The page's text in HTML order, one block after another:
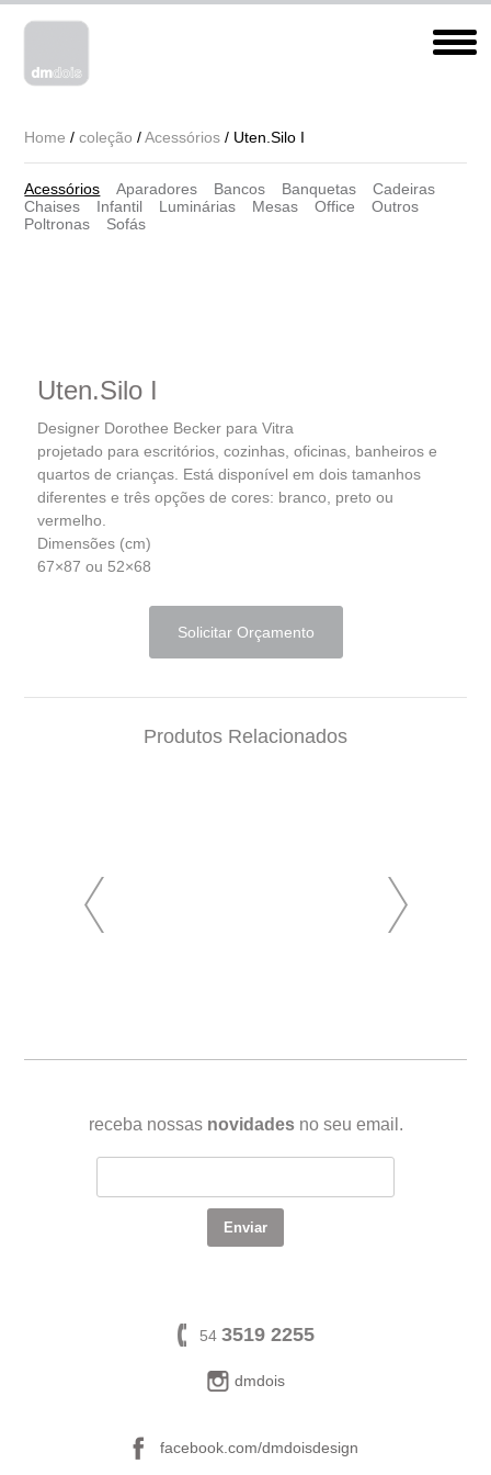
Home /coleção /Acessórios / Uten.Silo I
Acessórios Aparadores Bancos Banquetas
Cadeiras
Chaises
Infantil Luminárias Mesas Office
Outros
Poltronas
Sofás
Uten.Silo I
Designer Dorothee Becker para Vitra
projetado para escritórios, cozinhas, oficinas, banheiros e
quartos de crianças. Está disponível em dois tamanhos
diferentes e três opções de cores: branco, preto ou
vermelho.
Dimensões (cm)
67×87 ou 52×68
Solicitar Orçamento
Produtos Relacionados
receba nossas novidadesno seu email.
54 3519 2255
facebook.com/dmdoisdesign
dmdois